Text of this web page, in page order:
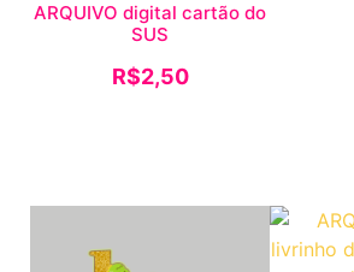
ARQUIVO digital cartão do
SUS
R$2,50